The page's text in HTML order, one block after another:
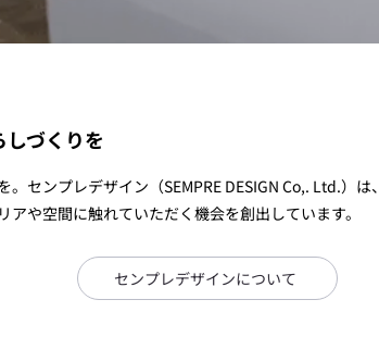
しづくりを
センプレデザイン（SEMPRE DESIGN Co,. Ltd.）は
や空間に触れていただく機会を創出しています。
センプレデザインについて